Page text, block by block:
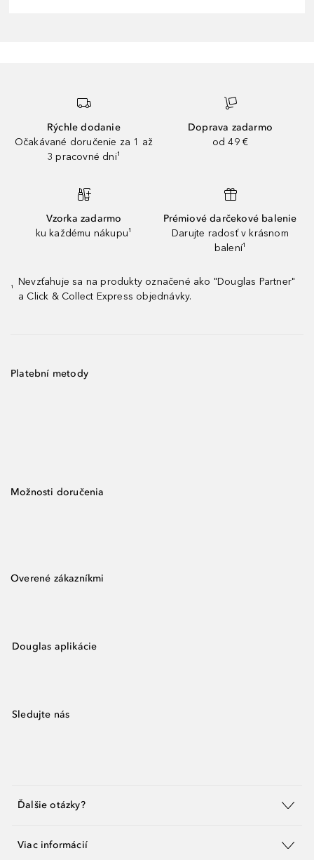
Rýchle dodanie
Očakávané doručenie za 1 až
3 pracovné dni¹
Doprava zadarmo
od 49 €
Vzorka zadarmo
ku každému nákupu¹
Prémiové darčekové balenie
Darujte radosť v krásnom
balení¹
¹
Nevzťahuje sa na produkty označené ako "Douglas Partner"
a Click & Collect Express objednávky.
Platební metody
Možnosti doručenia
Overené zákazníkmi
Douglas aplikácie
Sledujte nás
Ďalšie otázky?
Viac informácií